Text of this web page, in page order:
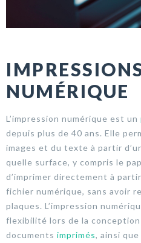
NUMÉRIQUE
L’impression numérique est un
depuis plus de 40 ans. Elle
images et du texte à partir
quelle surface, y compris le
d’imprimer directement à
fichier numérique, sans avoir
plaques. L’impression
flexibilité lors de la
documents imprimés, ainsi